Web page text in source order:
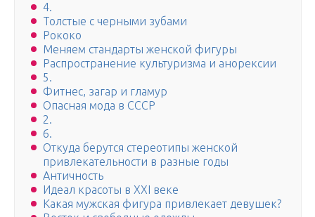
4.
Толстые с черными зубами
Рококо
Меняем стандарты женской фигуры
Распространение культуризма и анорексии
5.
Фитнес, загар и гламур
Опасная мода в СССР
2.
6.
Откуда берутся стереотипы женской
привлекательности в разные годы
Античность
Идеал красоты в XXI веке
Какая мужская фигура привлекает девушек?